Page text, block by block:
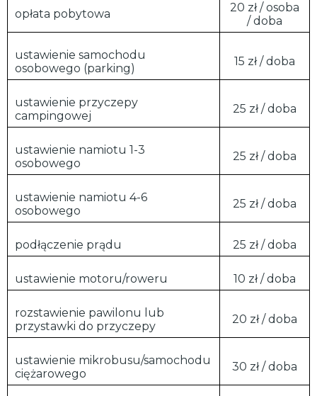
opłata pobytowa
20 zł / osoba
/ doba
ustawienie samochodu
osobowego (parking)
15 zł / doba
ustawienie przyczepy
campingowej
25 zł / doba
ustawienie namiotu 1-3
osobowego
25 zł / doba
ustawienie namiotu 4-6
osobowego
25 zł / doba
podłączenie prądu 25 zł / doba
ustawienie motoru/roweru 10 zł / doba
rozstawienie pawilonu lub
przystawki do przyczepy
20 zł / doba
ustawienie mikrobusu/samochodu
ciężarowego
30 zł / doba